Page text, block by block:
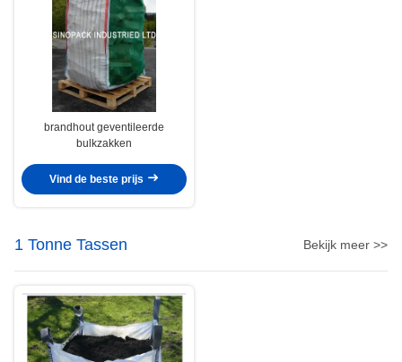
brandhout geventileerde
bulkzakken
Vind de beste prijs
1 Tonne Tassen Bekijk meer >>